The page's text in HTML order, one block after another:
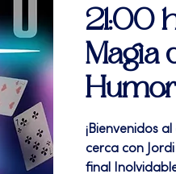
21:00
Magia
Humor
¡Bienvenidos
cerca con
final